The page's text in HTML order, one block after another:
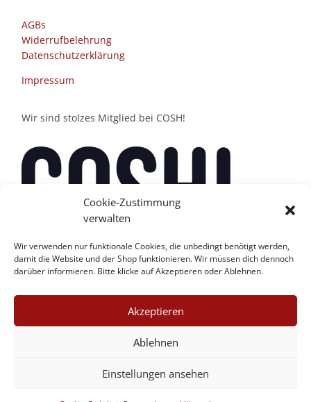
Cookie-Zustimmung
verwalten
Wir verwenden nur funktionale Cookies, die unbedingt benötigt werden,
damit die Website und der Shop funktionieren. Wir müssen dich dennoch
darüber informieren. Bitte klicke auf Akzeptieren oder Ablehnen.
Akzeptieren
Ablehnen
Einstellungen ansehen
AGBs
Widerrufbelehrung
Datenschutzerklärung
Impressum
Wir sind stolzes Mitglied bei COSH!